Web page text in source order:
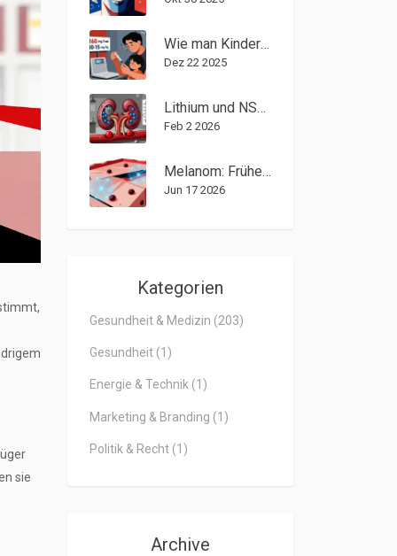
sie
Wie man Kindermedikamente nach Alter und Gewicht richtig liest
Dez 22 2025
Lithium und NSAIDs: Risiken von Nephrotoxizität und Toxizität
Feb 2 2026
Melanom: Früherkennung durch KI und moderne Immuntherapie im Jahr 2026
Jun 17 2026
Kategorien
Gesundheit & Medizin (203)
Gesundheit (1)
Energie & Technik (1)
Marketing & Branding (1)
Politik & Recht (1)
Archive